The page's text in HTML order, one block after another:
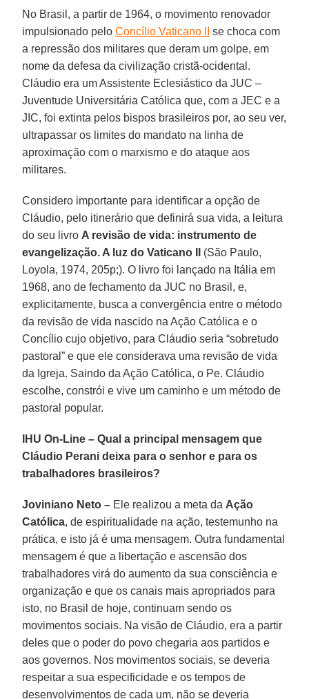
No Brasil, a partir de 1964, o movimento renovador
impulsionado peloConcílio Vaticano II
se choca com
a repressão dos militares que deram um golpe, em
nome da defesa da civilização cristã-ocidental.
Cláudio era um Assistente Eclesiástico da JUC –
Juventude Universitária Católica que, com a JEC e a
JIC, foi extinta pelos bispos brasileiros por, ao seu ver,
ultrapassar os limites do mandato na linha de
aproximação com o marxismo e do ataque aos
militares.
Considero importante para identificar a opção de
Cláudio, pelo itinerário que definirá sua vida, a leitura
do seu livro A revisão de vida: instrumento de
evangelização. A luz do Vaticano II (São Paulo,
Loyola, 1974, 205p;). O livro foi lançado na Itália em
1968, ano de fechamento da JUC no Brasil, e,
explicitamente, busca a convergência entre o método
da revisão de vida nascido na Ação Católica e o
Concílio cujo objetivo, para Cláudio seria “sobretudo
pastoral” e que ele considerava uma revisão de vida
da Igreja. Saindo da Ação Católica, o Pe. Cláudio
escolhe, constrói e vive um caminho e um método de
pastoral popular.
IHU On-Line – Qual a principal mensagem que
Cláudio Perani deixa para o senhor e para os
trabalhadores brasileiros?
Joviniano Neto – Ele realizou a meta da Ação
Católica, de espiritualidade na ação, testemunho na
prática, e isto já é uma mensagem. Outra fundamental
mensagem é que a libertação e ascensão dos
trabalhadores virá do aumento da sua consciência e
organização e que os canais mais apropriados para
isto, no Brasil de hoje, continuam sendo os
movimentos sociais. Na visão de Cláudio, era a partir
deles que o poder do povo chegaria aos partidos e
aos governos. Nos movimentos sociais, se deveria
respeitar a sua especificidade e os tempos de
desenvolvimentos de cada um, não se deveria